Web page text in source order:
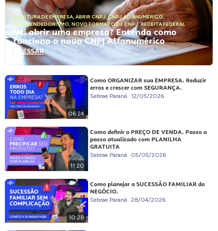
ABERTURA DE EMPRESA, ABRIR CNPJ,CNPJ ALFANUMÉRICO,
EMPREENDEDORISMO, NOVO FORMATO DE CNPJ,RECEITA FEDERAL
Vai abrir uma empresa? Entenda como
funciona o novo CNPJ Alfanumérico
ACESSAR
06:24
Como ORGANIZAR sua EMPRESA. Reduzir
erros e crescer com SEGURANÇA.
Sebrae Paraná 12/05/2026
11:20
Como definir o PREÇO DE VENDA. Passo a
passo atualizado com PLANILHA
GRATUITA
Sebrae Paraná 05/05/2026
10:28
Como planejar a SUCESSÃO FAMILIAR do
NEGÓCIO.
Sebrae Paraná 28/04/2026